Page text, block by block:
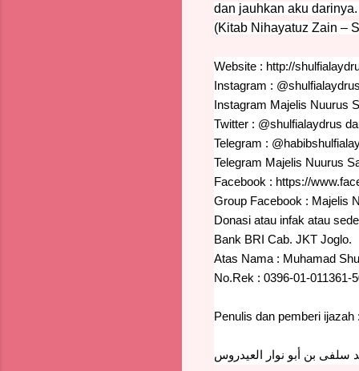
dan jauhkan aku
(Kitab Nihayatuz Zain –
Website : http://
Instagram : @shulfialaydrus
Instagram Majelis Nuurus
Twitter : @shulfialaydrus
Telegram :
Telegram Majelis Nuurus
Facebook : https://
Group Facebook : Majelis
Donasi atau infak atau
Bank BRI Cab. JKT Joglo.
Atas Nama : Muhamad
No.Rek : 0396-01-011361-
Penulis dan pemberi ijazah
سلفى بن أبو نوار العيدروس